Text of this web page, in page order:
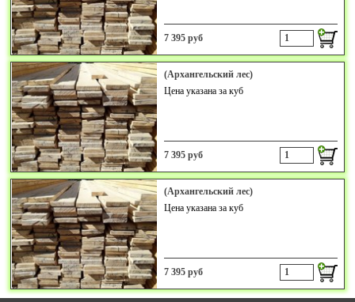
7 395 руб
(Архангельский лес)
Цена указана за куб
7 395 руб
(Архангельский лес)
Цена указана за куб
7 395 руб